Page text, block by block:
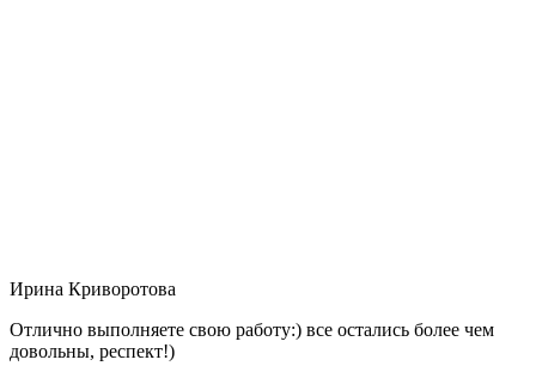
Ирина Криворотова
Отлично выполняете свою работу:) все остались более чем
довольны, респект!)